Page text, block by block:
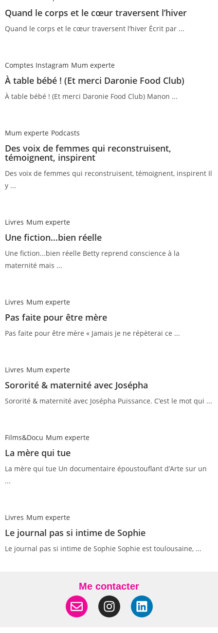
Quand le corps et le cœur traversent l’hiver
Quand le corps et le cœur traversent l’hiver Écrit par ...
Comptes Instagram Mum experte
À table bébé ! (Et merci Daronie Food Club)
À table bébé ! (Et merci Daronie Food Club) Manon ...
Mum experte Podcasts
Des voix de femmes qui reconstruisent,
témoignent, inspirent
Des voix de femmes qui reconstruisent, témoignent, inspirent Il
y ...
Livres Mum experte
Une fiction…bien réelle
Une fiction...bien réelle Betty reprend conscience à la
maternité mais ...
Livres Mum experte
Pas faite pour être mère
Pas faite pour être mère « Jamais je ne répèterai ce ...
Livres Mum experte
Sororité & maternité avec Josépha
Sororité & maternité avec Josépha Puissance. C’est le mot qui ...
Films&Docu Mum experte
La mère qui tue
La mère qui tue Un documentaire époustouflant d’Arte sur un
...
Livres Mum experte
Le journal pas si intime de Sophie
Le journal pas si intime de Sophie Sophie est toulousaine, ...
Me contacter